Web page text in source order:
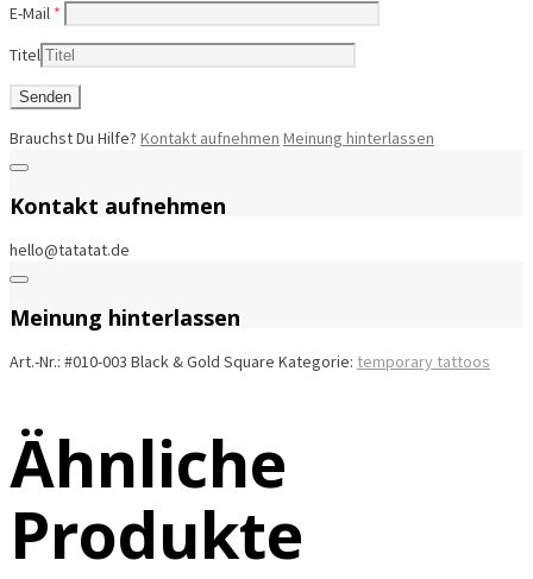
E-Mail *
Titel
Brauchst Du Hilfe? Kontakt aufnehmen Meinung hinterlassen
Kontakt aufnehmen
hello@tatatat.de
Meinung hinterlassen
Art.-Nr.: #010-003 Black & Gold Square Kategorie: temporary tattoos
Ähnliche
Produkte